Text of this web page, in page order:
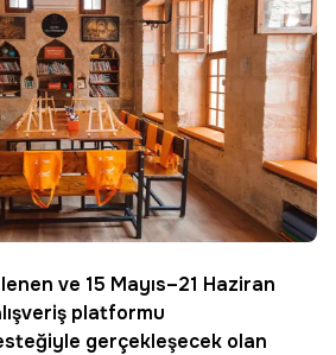
ve 15 Mayıs–21 Haziran
platformu
gerçekleşecek olan